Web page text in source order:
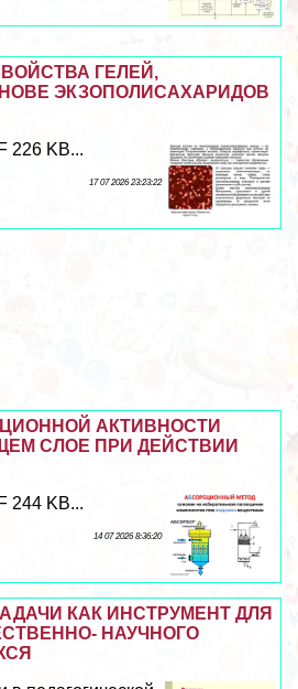
ГЕЛЕЙ,
ЭКЗОПОЛИСАХАРИДОВ
226 KB...
17 07 2026 23:23:22
АКТИВНОСТИ
СЛОЕ ПРИ ДЕЙСТВИИ
244 KB...
14 07 2026 8:36:20
КАК ИНСТРУМЕНТ ДЛЯ
НАУЧНОГО